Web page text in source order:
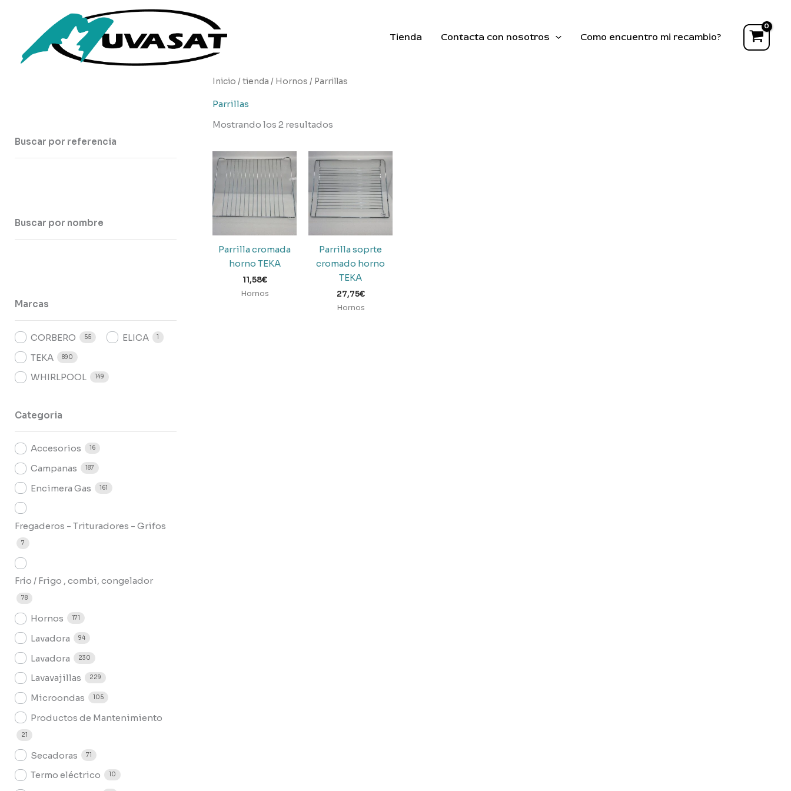
contenido
Tienda Contacta con nosotros Como encuentro mi recambio?
Buscar por referencia
Buscar por nombre
Marcas
CORBERO 55 ELICA 1
TEKA 890
WHIRLPOOL 149
Categoria
Accesorios 16
Campanas 187
Encimera Gas 161
Fregaderos - Trituradores - Grifos
7
Frío / Frigo , combi, congelador
78
Hornos 171
Lavadora 94
Lavadora 230
Lavavajillas 229
Microondas 105
Productos de Mantenimiento
21
Secadoras 71
Termo eléctrico 10
Inicio /tienda / Hornos / Parrillas
Parrillas
Mostrando los 2 resultados
Parrilla cromada
horno TEKA
11,58€
Hornos
Parrilla soprte
cromado horno
TEKA
27,75€
Hornos